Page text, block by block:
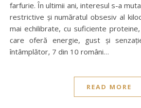
farfurie. În ultimii ani, interesul s-a
restrictive și număratul obsesiv al
mai echilibrate, cu suficiente
care oferă energie, gust și
întâmplător, 7 din 10 români…
READ MORE